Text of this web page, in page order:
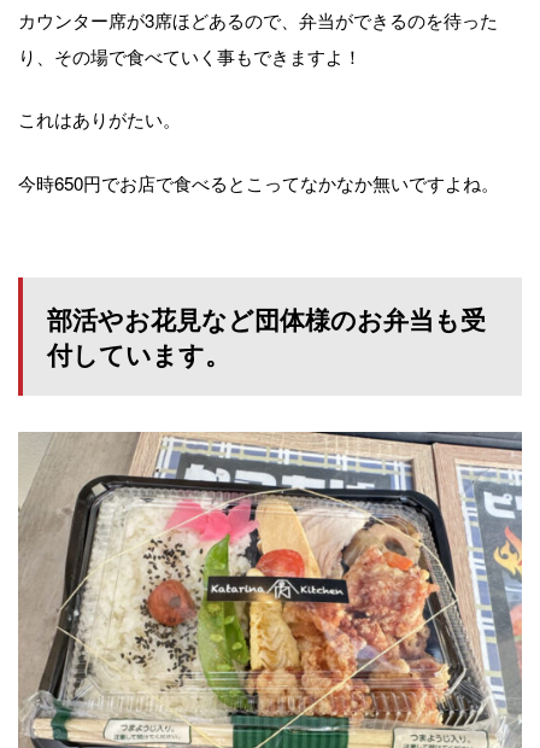
カウンター席が3席ほどあるので、弁当ができるのを待った
り、その場で食べていく事もできますよ！
これはありがたい。
今時650円でお店で食べるとこってなかなか無いですよね。
部活やお花見など団体様のお弁当も受
付しています。